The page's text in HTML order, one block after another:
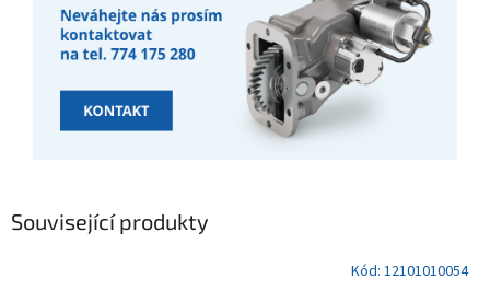
Související produkty
Kód: 12101010054